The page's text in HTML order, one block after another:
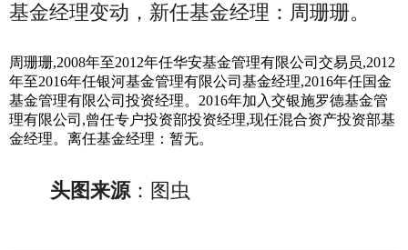
基金经理变动，新任基金经理：周珊珊。
周珊珊,2008年至2012年任华安基金管理有限公司交易员,2012
年至2016年任银河基金管理有限公司基金经理,2016年任国金
基金管理有限公司投资经理。2016年加入交银施罗德基金管
理有限公司,曾任专户投资部投资经理,现任混合资产投资部基
金经理。离任基金经理：暂无。
头图来源：图虫